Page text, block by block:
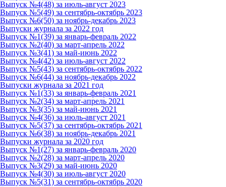
Выпуск №4(48) за июль-август 2023
Выпуск №5(49) за сентябрь-октябрь 2023
Выпуск №6(50) за ноябрь-декабрь 2023
Выпуски журнала за 2022 год
Выпуск №1(39) за январь-февраль 2022
Выпуск №2(40) за март-апрель 2022
Выпуск №3(41) за май-июнь 2022
Выпуск №4(42) за июль-август 2022
Выпуск №5(43) за сентябрь-октябрь 2022
Выпуск №6(44) за ноябрь-декабрь 2022
Выпуски журнала за 2021 год
Выпуск №1(33) за январь-февраль 2021
Выпуск №2(34) за март-апрель 2021
Выпуск №3(35) за май-июнь 2021
Выпуск №4(36) за июль-август 2021
Выпуск №5(37) за сентябрь-октябрь 2021
Выпуск №6(38) за ноябрь-декабрь 2021
Выпуски журнала за 2020 год
Выпуск №1(27) за январь-февраль 2020
Выпуск №2(28) за март-апрель 2020
Выпуск №3(29) за май-июнь 2020
Выпуск №4(30) за июль-август 2020
Выпуск №5(31) за сентябрь-октябрь 2020